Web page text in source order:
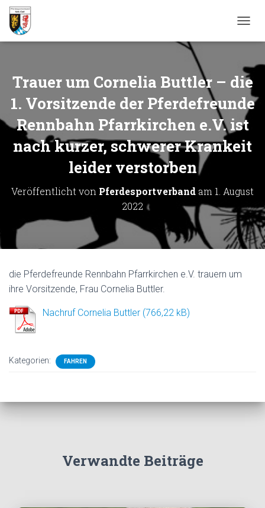
A
G
A
T
I
O
N
U
M
L
T
E
N
Trauer um Cornelia Buttler – die
1. Vorsitzende der Pferdefreunde
Rennbahn Pfarrkirchen e.V. ist
nach kurzer, schwerer Krankeit
leider verstorben
Veröffentlicht von Pferdesportverband am 1. August
2022
die Pferdefreunde Rennbahn Pfarrkirchen e.V. trauern um
ihre Vorsitzende, Frau Cornelia Buttler.
Nachruf Cornelia Buttler
Kategorien: FAHREN
Verwandte Beiträge